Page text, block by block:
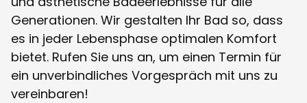
Generationen. Wir gestalten Ihr Bad so, dass
es in jeder Lebensphase optimalen Komfort
bietet. Rufen Sie uns an, um einen Termin für
ein unverbindliches Vorgespräch mit uns zu
vereinbaren!